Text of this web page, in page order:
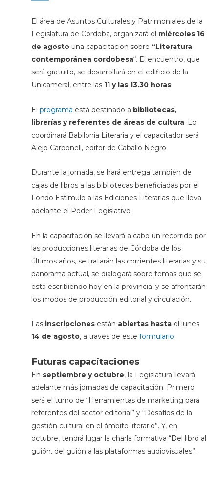
El área de Asuntos Culturales y Patrimoniales de la
Legislatura de Córdoba, organizará el miércoles 16
de agostouna capacitación sobre “Literatura
contemporánea cordobesa“. El encuentro, que
será gratuito, se desarrollará en el edificio de la
Unicameral, entre las 11 y las 13.30 horas.
El programa está destinado a bibliotecas,
librerías y referentes de áreas de cultura. Lo
coordinará Babilonia Literaria y el capacitador será
Alejo Carbonell, editor de Caballo Negro.
Durante la jornada, se hará entrega también de
cajas de libros a las bibliotecas beneficiadas por el
Fondo Estímulo a las Ediciones Literarias que lleva
adelante el Poder Legislativo.
En la capacitación se llevará a cabo un recorrido por
las producciones literarias de Córdoba de los
últimos años, se tratarán las corrientes literarias y su
panorama actual, se dialogará sobre temas que se
está escribiendo hoy en la provincia, y se afrontarán
los modos de producción editorial y circulación.
Las inscripciones están abiertas hasta el lunes
14 de agosto, a través de este formulario.
Futuras capacitaciones
En septiembre y octubre, la Legislatura llevará
adelante más jornadas de capacitación. Primero
será el turno de “Herramientas de marketing para
referentes del sector editorial” y “Desafíos de la
gestión cultural en el ámbito literario”. Y, en
octubre, tendrá lugar la charla formativa “Del libro al
guión, del guión a las plataformas audiovisuales”.